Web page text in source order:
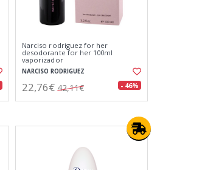
Narciso rodriguez for her
desodorante for her 100ml
vaporizador
NARCISO RODRIGUEZ
22,76€ 42,11€ - 46%